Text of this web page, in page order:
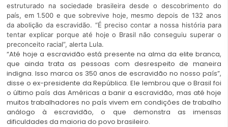
estruturado na sociedade brasileira desde o descobrimento do
país, em 1.500 e que sobrevive hoje, mesmo depois de 132 anos
da abolição da escravidão. “É preciso contar a nossa história para
tentar explicar porque até hoje o Brasil não conseguiu superar o
preconceito racial”, alerta Lula.
“Até hoje a escravidão está presente na alma da elite branca,
que ainda trata as pessoas com desrespeito de maneira
indigna. Isso marca os 350 anos de escravidão no nosso país”,
disse o ex-presidente da República. Ele lembrou que o Brasil foi
o último país das Américas a banir a escravidão, mas até hoje
muitos trabalhadores no país vivem em condições de trabalho
análogo à escravidão, o que demonstra as imensas
dificuldades da maioria do povo brasileiro.